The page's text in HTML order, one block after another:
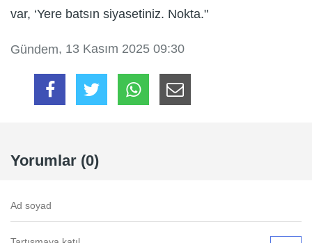
var, ‘Yere batsın siyasetiniz. Nokta."
Gündem, 13 Kasım 2025 09:30
Yorumlar (0)